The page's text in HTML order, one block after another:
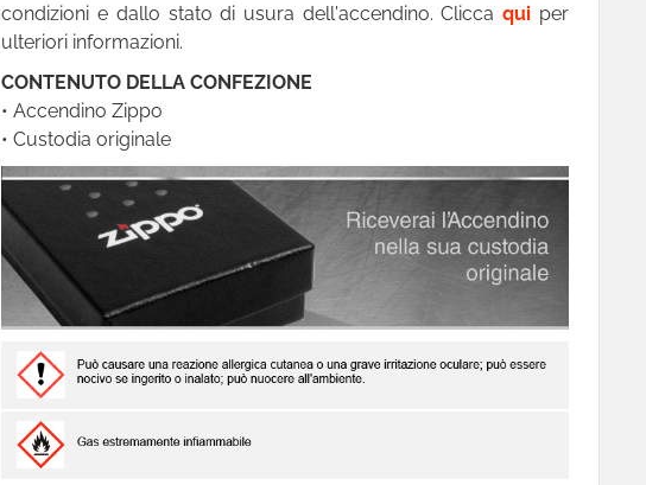
condizioni e dallo stato di usura dell'accendino. Cliccaqui per
ulteriori informazioni.
CONTENUTO DELLA CONFEZIONE
• Accendino Zippo
• Custodia originale